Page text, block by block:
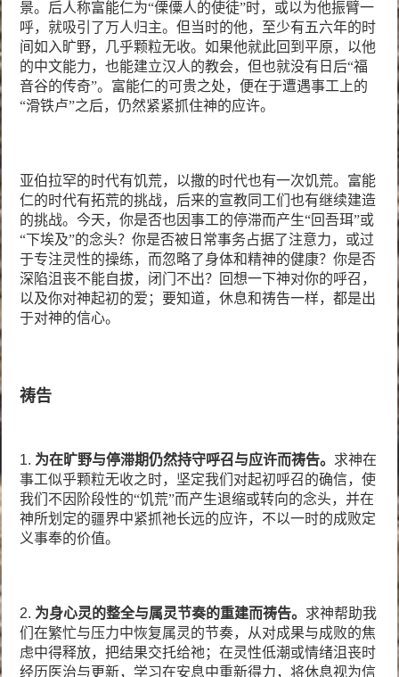
景。后人称富能仁为“傈僳人的使徒”时，或以为他振臂一
呼，就吸引了万人归主。但当时的他，至少有五六年的时
间如入旷野，几乎颗粒无收。如果他就此回到平原，以他
的中文能力，也能建立汉人的教会，但也就没有日后“福
音谷的传奇”。富能仁的可贵之处，便在于遭遇事工上的
“滑铁卢”之后，仍然紧紧抓住神的应许。
亚伯拉罕的时代有饥荒，以撒的时代也有一次饥荒。富能
仁的时代有拓荒的挑战，后来的宣教同工们也有继续建造
的挑战。今天，你是否也因事工的停滞而产生“回吾珥”或
“下埃及”的念头？你是否被日常事务占据了注意力，或过
于专注灵性的操练，而忽略了身体和精神的健康？你是否
深陷沮丧不能自拔，闭门不出？回想一下神对你的呼召，
以及你对神起初的爱；要知道，休息和祷告一样，都是出
于对神的信心。
祷告
1. 为在旷野与停滞期仍然持守呼召与应许而祷告。 求神在
事工似乎颗粒无收之时，坚定我们对起初呼召的确信，使
我们不因阶段性的“饥荒”而产生退缩或转向的念头，并在
神所划定的疆界中紧抓祂长远的应许，不以一时的成败定
义事奉的价值。
2. 为身心灵的整全与属灵节奏的重建而祷告。 求神帮助我
们在繁忙与压力中恢复属灵的节奏，从对成果与成败的焦
虑中得释放，把结果交托给祂；在灵性低潮或情绪沮丧时
经历医治与更新，学习在安息中重新得力，将休息视为信